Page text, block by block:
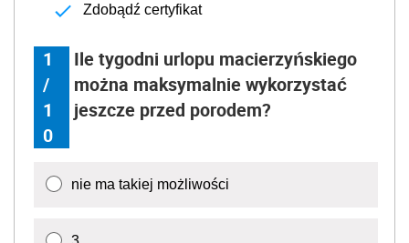
Zdobądź certyfikat
1
/
1
0
Ile tygodni urlopu macierzyńskiego
można maksymalnie wykorzystać
jeszcze przed porodem?
nie ma takiej możliwości